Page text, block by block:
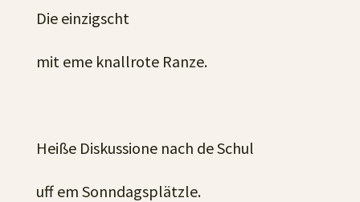
Die einzigscht
mit eme knallrote Ranze.
Heiße Diskussione nach de Schul
uff em Sonndagsplätzle.